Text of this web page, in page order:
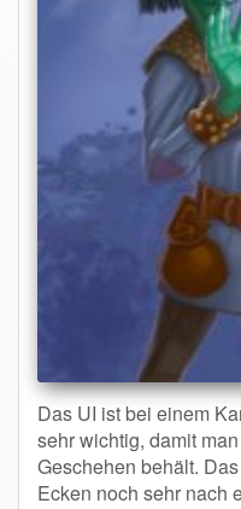
Das UI ist bei einem
sehr wichtig, damit
Geschehen behält.
Ecken noch sehr nach